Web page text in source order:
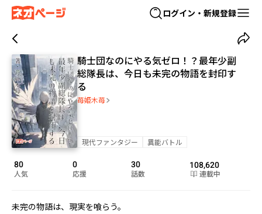
ログイン・新規登録
騎士団なのにやる気ゼロ！？最年少副
総隊長は、今日も未完の物語を封印す
る
苺姫木苺
現代ファンタジー 異能バトル
80
人気
0
応援
30
話数
108,620
連載中
未完の物語は、現実を喰らう。